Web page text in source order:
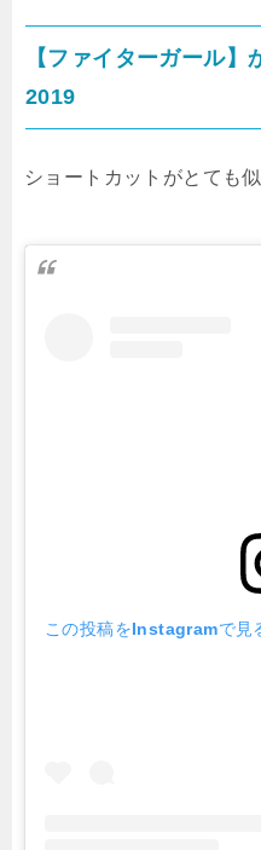
【ファイターガール
2019
ショートカットがとても
この投稿をInstagramで見